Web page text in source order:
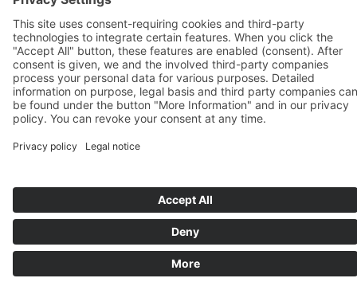
mai 2018
(1)
avril 2018(1)
mars 2018(1)
février 2018(1)
janvier 2018 (1)
Systèmes d’assise de BIOSWING
Systèmes thérapeutiques de BIOSWING
Systèmes d’entraînement de BIOSWING
Mentions légales